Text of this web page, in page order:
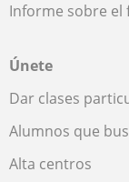
Informe sobre el
Únete
Dar clases
Alumnos que
Alta centros